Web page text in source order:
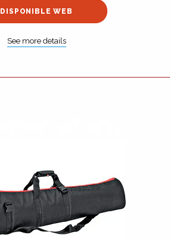
DISPONIBLE WEB
See more details